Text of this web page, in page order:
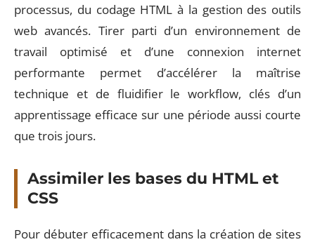
processus, du codage HTML à la gestion des outils
web avancés. Tirer parti d’un environnement de
travail optimisé et d’une connexion internet
performante permet d’accélérer la maîtrise
technique et de fluidifier le workflow, clés d’un
apprentissage efficace sur une période aussi courte
que trois jours.
Assimiler les bases du HTML et
CSS
Pour débuter efficacement dans la création de sites